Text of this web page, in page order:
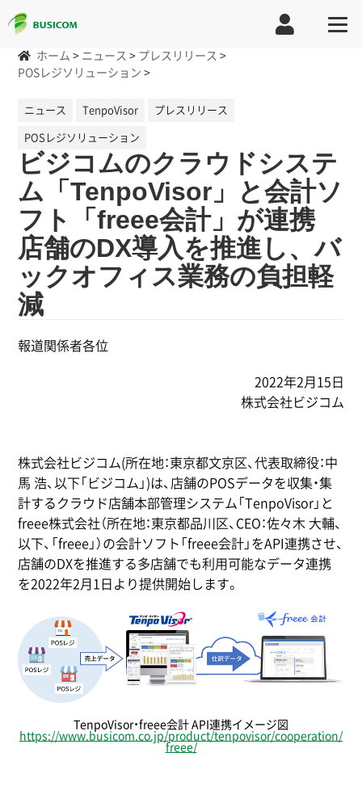
ホーム > ニュース > プレスリリース >
POSレジソリューション >
ニュース TenpoVisor プレスリリース
POSレジソリューション
ビジコムのクラウドシステ
ム「TenpoVisor」と会計ソ
フト「freee会計」が連携
店舗のDX導入を推進し、バ
ックオフィス業務の負担軽
減
報道関係者各位
2022年2月15日
株式会社ビジコム
株式会社ビジコム(所在地：東京都文京区、代表取締役：中
馬 浩、以下「ビジコム」)は、店舗のPOSデータを収集・集
計するクラウド店舗本部管理システム「TenpoVisor」と
freee株式会社（所在地：東京都品川区、CEO：佐々木 大輔、
以下、「freee」）の会計ソフト「freee会計」をAPI連携させ、
店舗のDXを推進する多店舗でも利用可能なデータ連携
を2022年2月1日より提供開始します。
TenpoVisor・freee会計 API連携イメージ図
https://www.busicom.co.jp/product/tenpovisor/cooperation/
freee/